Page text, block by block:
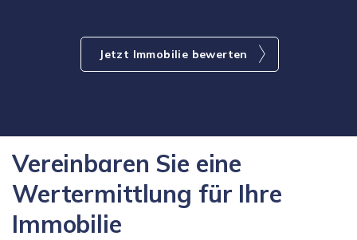
Jetzt Immobilie bewerten
Vereinbaren Sie eine
Wertermittlung für Ihre
Immobilie